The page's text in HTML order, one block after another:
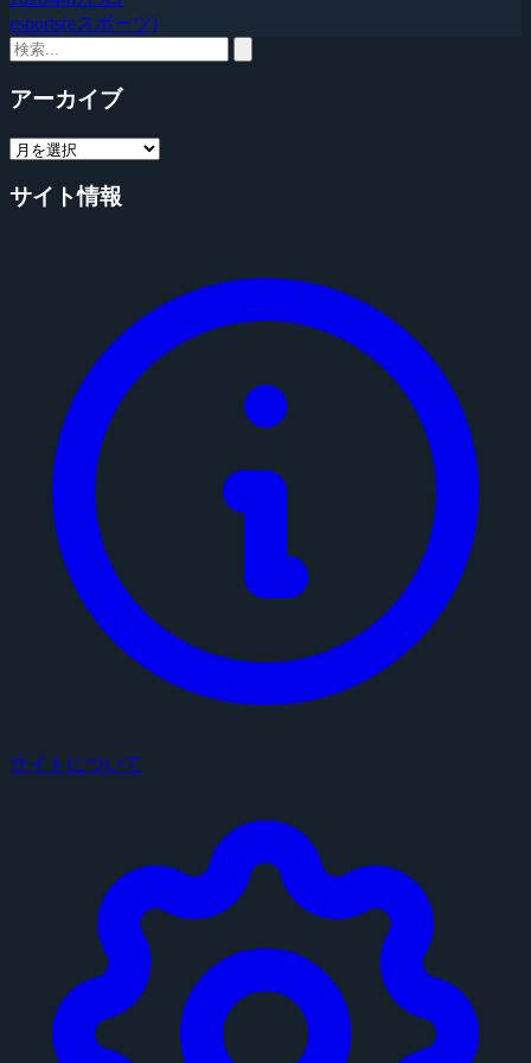
esports(eスポーツ)
アーカイブ
サイト情報
サイトについて